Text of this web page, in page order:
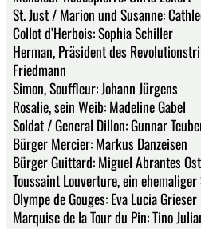
St. Just / Marion und Susanne:
Collot d’Herbois: Sophia Schiller
Herman, Präsident des
Friedmann
Simon, Souffleur: Johann Jürgens
Rosalie, sein Weib: Madeline Gabel
Soldat / General Dillon: Gunnar
Bürger Mercier: Markus Danzeisen
Bürger Guittard: Miguel Abrantes
Toussaint Louverture, ein ehemaliger
Olympe de Gouges: Eva Lucia Grieser
Marquise de la Tour du Pin: Tino